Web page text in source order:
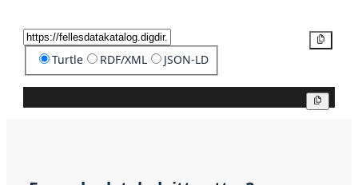
Turtle RDF/XML JSON-LD